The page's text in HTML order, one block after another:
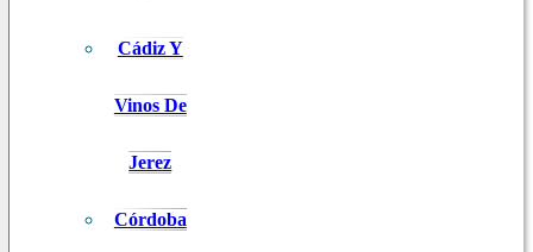
Cádiz Y
Vinos De
Jerez
Córdoba